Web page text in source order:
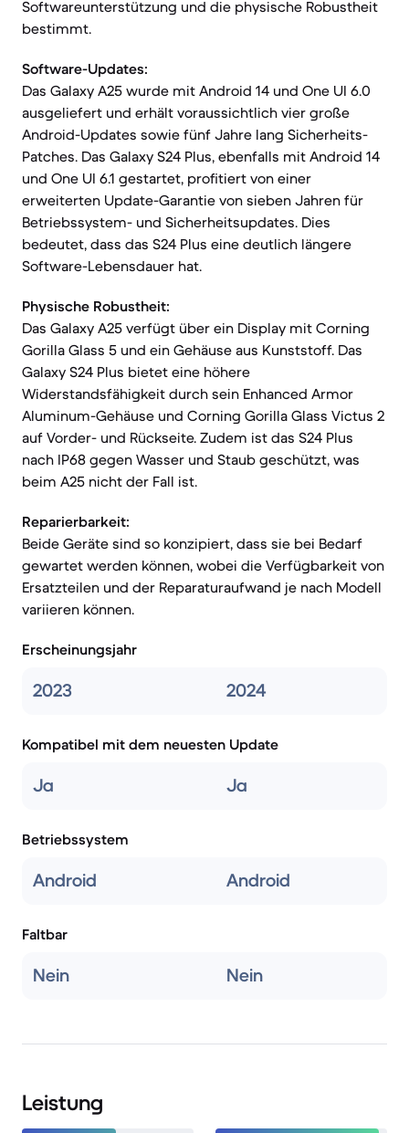
Softwareunterstützung und die physische Robustheit
bestimmt.
Software-Updates:
Das Galaxy A25 wurde mit Android 14 und One UI 6.0
ausgeliefert und erhält voraussichtlich vier große
Android-Updates sowie fünf Jahre lang Sicherheits-
Patches. Das Galaxy S24 Plus, ebenfalls mit Android 14
und One UI 6.1 gestartet, profitiert von einer
erweiterten Update-Garantie von sieben Jahren für
Betriebssystem- und Sicherheitsupdates. Dies
bedeutet, dass das S24 Plus eine deutlich längere
Software-Lebensdauer hat.
Physische Robustheit:
Das Galaxy A25 verfügt über ein Display mit Corning
Gorilla Glass 5 und ein Gehäuse aus Kunststoff. Das
Galaxy S24 Plus bietet eine höhere
Widerstandsfähigkeit durch sein Enhanced Armor
Aluminum-Gehäuse und Corning Gorilla Glass Victus 2
auf Vorder- und Rückseite. Zudem ist das S24 Plus
nach IP68 gegen Wasser und Staub geschützt, was
beim A25 nicht der Fall ist.
Reparierbarkeit:
Beide Geräte sind so konzipiert, dass sie bei Bedarf
gewartet werden können, wobei die Verfügbarkeit von
Ersatzteilen und der Reparaturaufwand je nach Modell
variieren können.
Erscheinungsjahr
2023 2024
Kompatibel mit dem neuesten Update
Ja Ja
Betriebssystem
Android Android
Faltbar
Nein Nein
Leistung